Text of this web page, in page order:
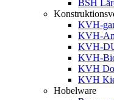
BSH
KVH-
KVH-
KVH-
KVH-
KVH
KVH
Hobelware